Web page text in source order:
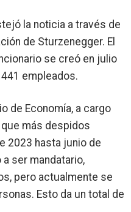
la noticia a través de
de Sturzenegger. El
se creó en julio
empleados.
de Economía, a cargo
más despidos
2023 hasta junio de
ser mandatario,
pero actualmente se
Esto da un total de